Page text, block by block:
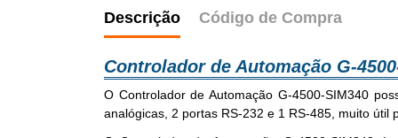
Descrição Código de Compra
Controlador de Automação G-
O Controlador de Automação G-4500-SIM340
analógicas, 2 portas RS-232 e 1 RS-485, muito útil